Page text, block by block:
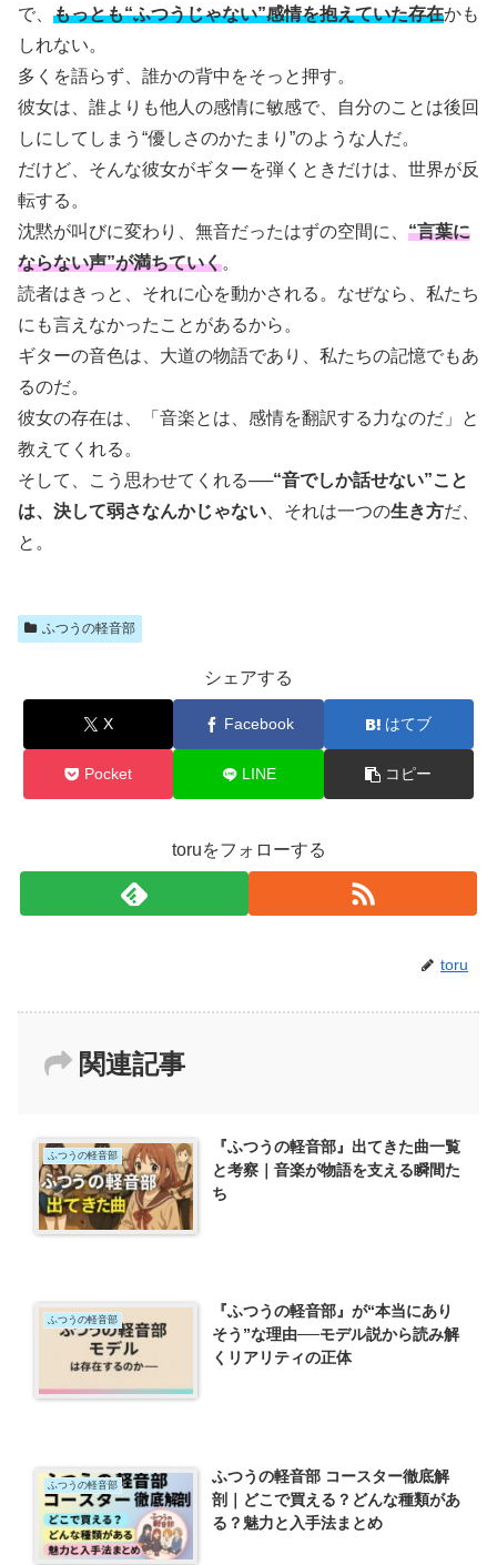
で、 もっとも“ふつうじゃない”感情を抱えていた存在かも
しれない。
多くを語らず、誰かの背中をそっと押す。
彼女は、誰よりも他人の感情に敏感で、自分のことは後回
しにしてしまう“優しさのかたまり”のような人だ。
だけど、そんな彼女がギターを弾くときだけは、世界が反
転する。
沈黙が叫びに変わり、無音だったはずの空間に、 “言葉に
ならない声”が満ちていく。
読者はきっと、それに心を動かされる。なぜなら、私たち
にも言えなかったことがあるから。
ギターの音色は、大道の物語であり、私たちの記憶でもあ
るのだ。
彼女の存在は、「音楽とは、感情を翻訳する力なのだ」と
教えてくれる。
そして、こう思わせてくれる──“音でしか話せない”こと
は、決して弱さなんかじゃない、それは一つの生き方だ、
と。
ふつうの軽音部
シェアする
X Facebook はてブ
Pocket LINE コピー
toruをフォローする
toru
関連記事
ふつうの軽音部
『ふつうの軽音部』出てきた曲一覧
と考察｜音楽が物語を支える瞬間た
ち
ふつうの軽音部
『ふつうの軽音部』が“本当にあり
そう”な理由──モデル説から読み解
くリアリティの正体
ふつうの軽音部
ふつうの軽音部 コースター徹底解
剖｜どこで買える？どんな種類があ
る？魅力と入手法まとめ